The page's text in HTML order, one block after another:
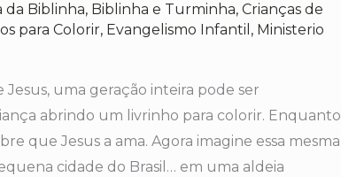
da Biblinha, Biblinha e Turminha, Crianças de
para Colorir, Evangelismo Infantil , Ministerio
uma geração inteira pode ser
abrindo um livrinho para colorir. Enquanto
que Jesus a ama. Agora imagine essa mesma
cidade do Brasil… em uma aldeia